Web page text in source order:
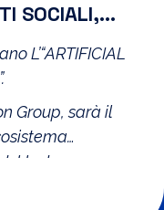
SOCIALI,
L’“ARTIFICIAL
Group, sarà il
Up, Imprese,